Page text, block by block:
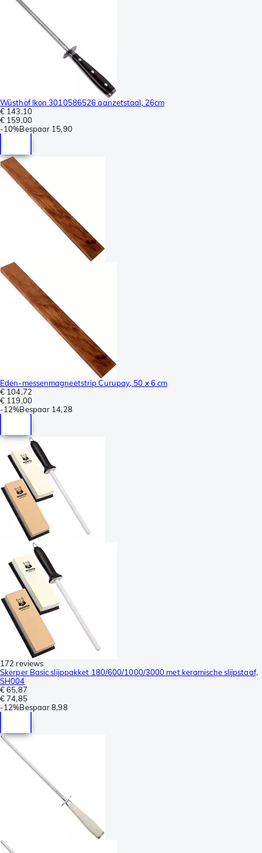
Wüsthof Ikon 3010586526 aanzetstaal, 26cm
€ 143,10
€ 159,00
-10%Bespaar 15,90
Eden-messenmagneetstrip Curupay, 50 x 6 cm
€ 104,72
€ 119,00
-12%Bespaar 14,28
172 reviews
Skerper Basic slijppakket 180/600/1000/3000 met keramische slijpstaaf,
SH004
€ 65,87
€ 74,85
-12%Bespaar 8,98